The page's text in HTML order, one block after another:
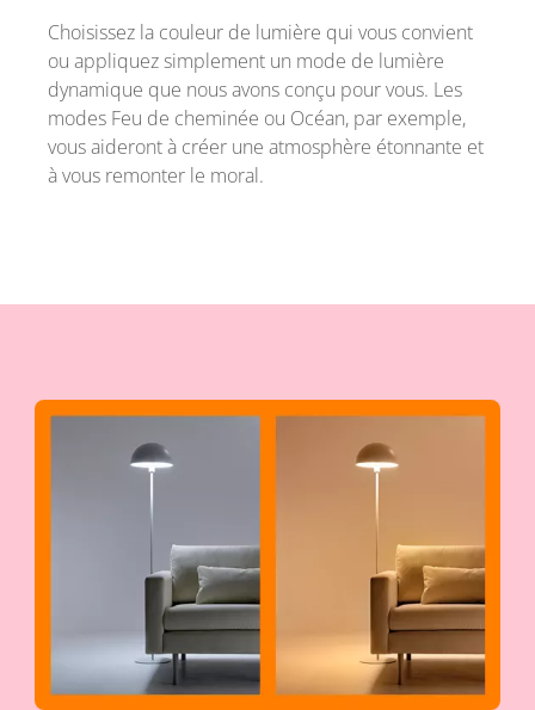
Choisissez la couleur de lumière qui vous convient
ou appliquez simplement un mode de lumière
dynamique que nous avons conçu pour vous. Les
modes Feu de cheminée ou Océan, par exemple,
vous aideront à créer une atmosphère étonnante et
à vous remonter le moral.